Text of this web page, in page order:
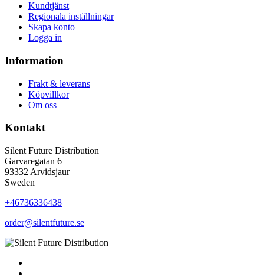
Kundtjänst
Regionala inställningar
Skapa konto
Logga in
Information
Frakt & leverans
Köpvillkor
Om oss
Kontakt
Silent Future Distribution
Garvaregatan 6
93332 Arvidsjaur
Sweden
+46736336438
order@silentfuture.se